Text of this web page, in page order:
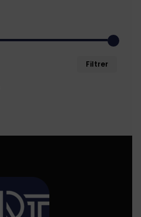
Filtrer